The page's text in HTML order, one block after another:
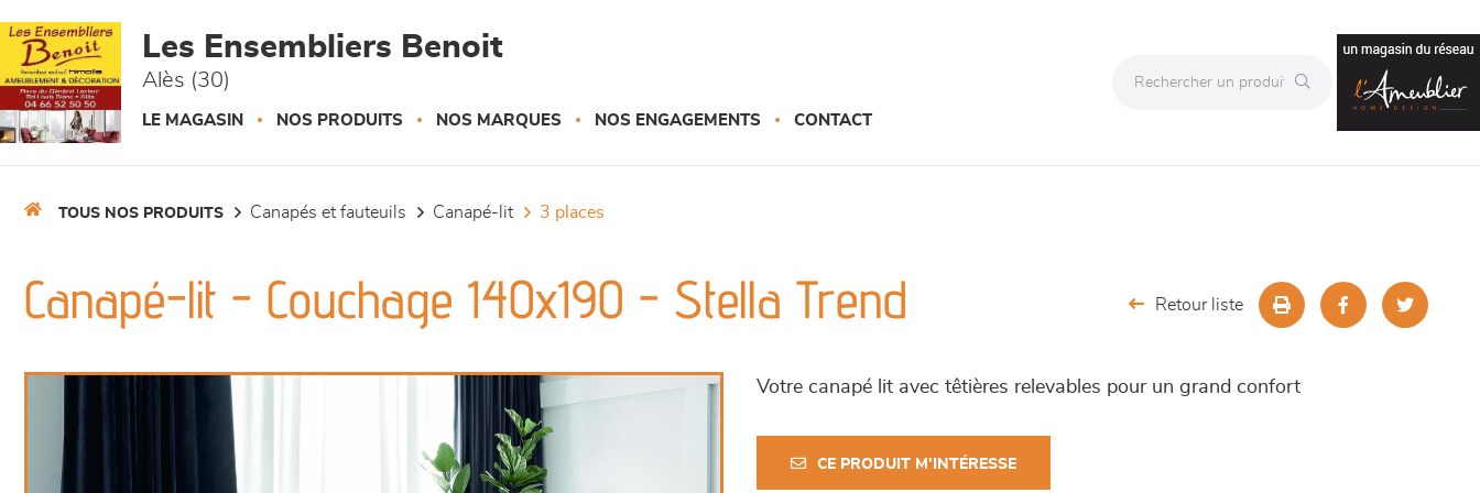
Les Ensembliers Benoit
Alès (30)
LE MAGASIN NOS PRODUITS NOS MARQUES NOS ENGAGEMENTS CONTACT
TOUS NOS PRODUITS canapés et fauteuils canapé-lit 3 places
Canapé-lit - Couchage 140x190 - Stella Trend Retour liste
Votre canapé lit avec têtières relevables pour un grand confort
CE PRODUIT M'INTÉRESSE